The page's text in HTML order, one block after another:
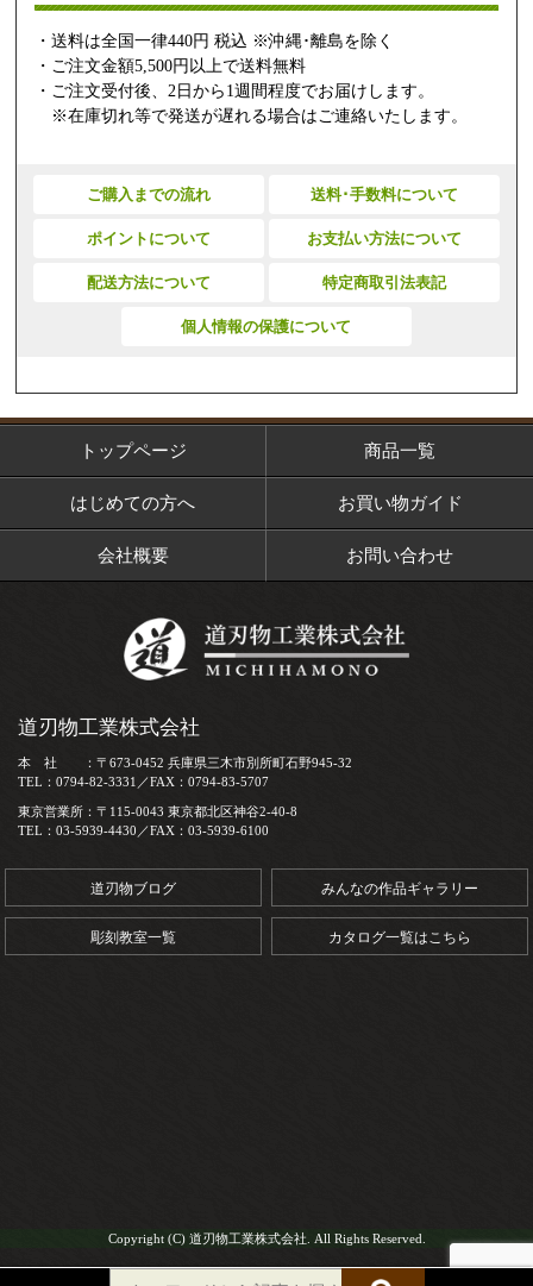
・送料は全国一律440円 税込 ※沖縄･離島を除く
・ご注文金額5,500円以上で送料無料
・ご注文受付後、2日から1週間程度でお届けします。
※在庫切れ等で発送が遅れる場合はご連絡いたします。
ご購入までの流れ 送料･手数料について
ポイントについて お支払い方法について
配送方法について 特定商取引法表記
個人情報の保護について
トップページ 商品一覧
はじめての方へ お買い物ガイド
会社概要 お問い合わせ
道刃物工業株式会社
本 社 ：〒673-0452 兵庫県三木市別所町石野945-32
TEL：0794-82-3331／FAX：0794-83-5707
東京営業所：〒115-0043 東京都北区神谷2-40-8
TEL：03-5939-4430／FAX：03-5939-6100
道刃物ブログ みんなの作品ギャラリー
彫刻教室一覧 カタログ一覧はこちら
Copyright (C) 道刃物工業株式会社. All Rights Reserved.